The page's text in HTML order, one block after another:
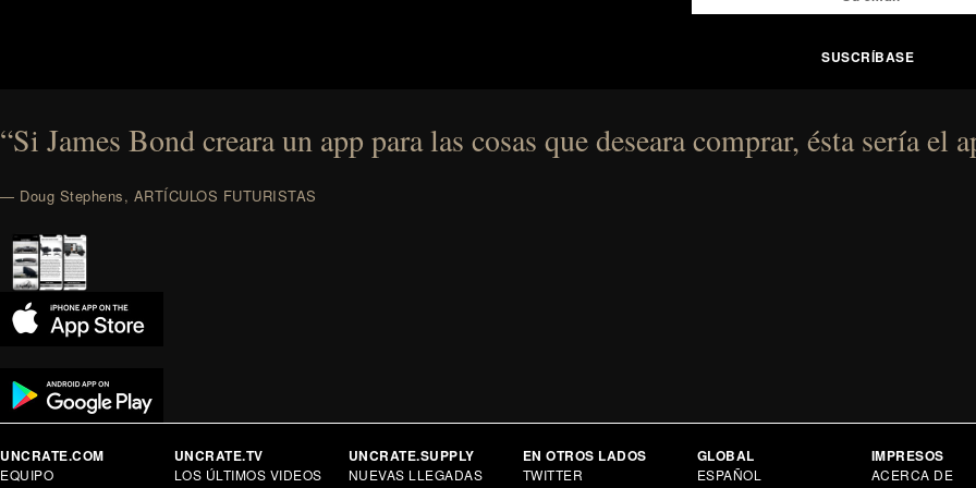
“Si James Bond creara un app para las cosas que deseara comprar, ésta sería el
— Doug Stephens, ARTÍCULOS FUTURISTAS
UNCRATE.COM
EQUIPO
UNCRATE.TV
LOS ÚLTIMOS VIDEOS
UNCRATE.SUPPLY
NUEVAS LLEGADAS
EN OTROS LADOS
TWITTER
GLOBAL
ESPAÑOL
IMPRESOS
ACERCA DE